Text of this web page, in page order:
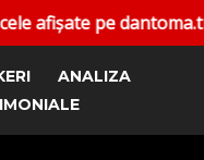
dantoma.trade.
ANALIZA